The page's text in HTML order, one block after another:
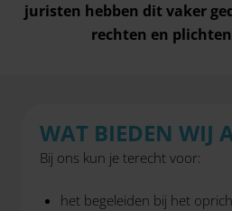
juristen hebben dit vaker
rechten en
WAT BIEDEN WIJ
Bij ons kun je terecht voor:
het begeleiden bij het